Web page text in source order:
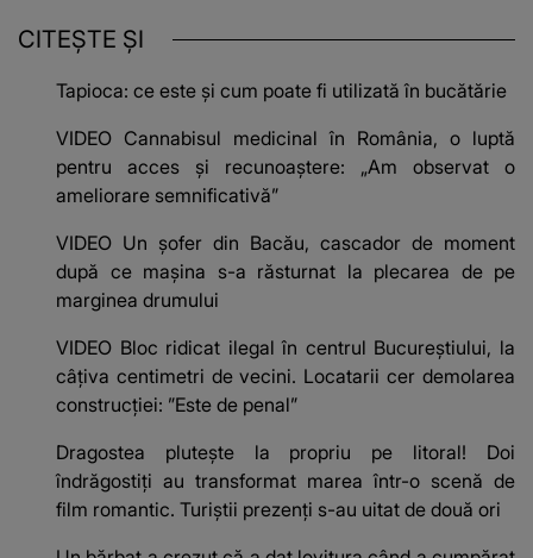
CITEȘTE ȘI
Tapioca: ce este și cum poate fi utilizată în bucătărie
VIDEO Cannabisul medicinal în România, o luptă
pentru acces și recunoaștere: „Am observat o
ameliorare semnificativă”
VIDEO Un șofer din Bacău, cascador de moment
după ce mașina s-a răsturnat la plecarea de pe
marginea drumului
VIDEO Bloc ridicat ilegal în centrul Bucureștiului, la
câțiva centimetri de vecini. Locatarii cer demolarea
construcției: ”Este de penal”
Dragostea plutește la propriu pe litoral! Doi
îndrăgostiți au transformat marea într-o scenă de
film romantic. Turiștii prezenți s-au uitat de două ori